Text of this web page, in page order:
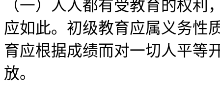
（一）人人都有受教育的权
应如此。初级教育应属义务性
育应根据成绩而对一切人平等